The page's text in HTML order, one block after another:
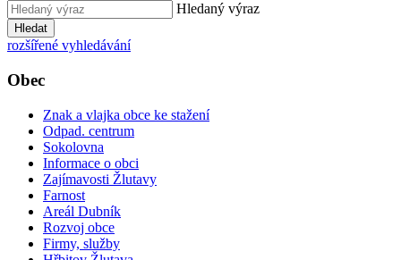
Hledaný výraz
Hledat
rozšířené vyhledávání
Obec
Znak a vlajka obce ke stažení
Odpad. centrum
Sokolovna
Informace o obci
Zajímavosti Žlutavy
Farnost
Areál Dubník
Rozvoj obce
Firmy, služby